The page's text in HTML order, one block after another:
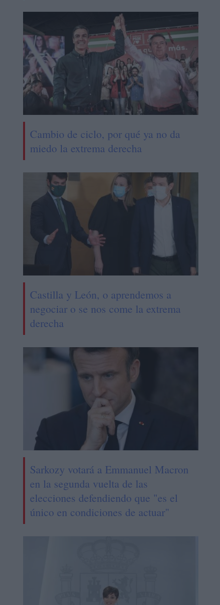
Cambio de ciclo, por qué ya no da
miedo la extrema derecha
Castilla y León, o aprendemos a
negociar o se nos come la extrema
derecha
Sarkozy votará a Emmanuel Macron
en la segunda vuelta de las
elecciones defendiendo que "es el
único en condiciones de actuar"